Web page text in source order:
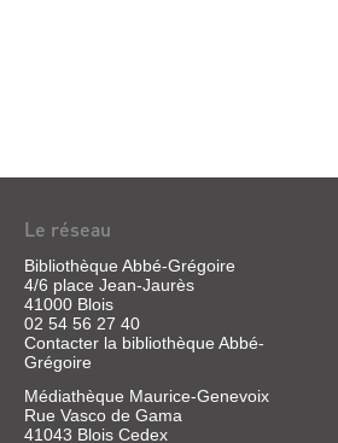
Le réseau
Bibliothèque Abbé-Grégoire
4/6 place Jean-Jaurès
41000 Blois
02 54 56 27 40
Contacter la bibliothèque Abbé-
Grégoire
Médiathèque Maurice-Genevoix
Rue Vasco de Gama
41043 Blois Cedex